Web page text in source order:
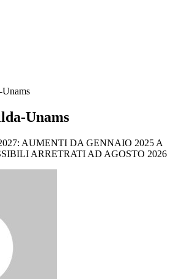
Unams
Unams
AUMENTI DA GENNAIO 2025 A
ARRETRATI AD AGOSTO 2026